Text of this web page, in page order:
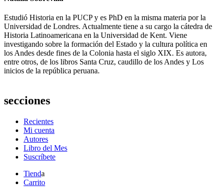
Estudió Historia en la PUCP y es PhD en la misma materia por la
Universidad de Londres. Actualmente tiene a su cargo la cátedra de
Historia Latinoamericana en la Universidad de Kent. Viene
investigando sobre la formación del Estado y la cultura política en
los Andes desde fines de la Colonia hasta el siglo XIX. Es autora,
entre otros, de los libros Santa Cruz, caudillo de los Andes y Los
inicios de la república peruana.
secciones
Recientes
Mi cuenta
Autores
Libro del Mes
Suscríbete
Tienda
Carrito